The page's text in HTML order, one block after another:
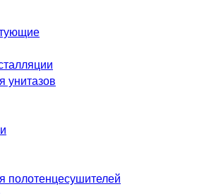
унитазов
полотенцесушителей